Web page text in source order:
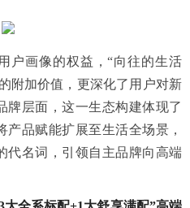
户画像的权益，“向往的生活
附加价值，更深化了用户对新
牌层面，这一生态构建体现了
品赋能扩展至生活全场景，
代名词，引领自主品牌向高端